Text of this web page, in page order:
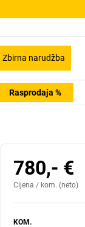
Zbirna narudžba
Rasprodaja %
780,- €
Cijena / kom. (neto)
KOM.